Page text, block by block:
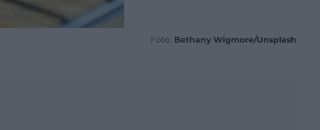
Fotó: Bethany Wigmore/Unsplash